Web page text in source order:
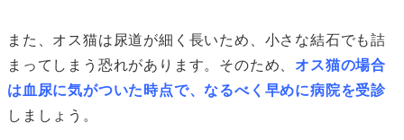
また、オス猫は尿道が細く長いため、小さな結石でも詰
まってしまう恐れがあります。そのため、 オス猫の場合
は血尿に気がついた時点で、なるべく早めに病院を受診
しましょう。